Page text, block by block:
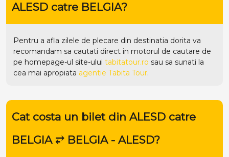
ALESD catre BELGIA?
Pentru a afla zilele de plecare din destinatia dorita va
recomandam sa cautati direct in motorul de cautare de
pe homepage-ul site-ului tabitatour.ro sau sa sunati la
cea mai apropiata agentie Tabita Tour.
Cat costa un bilet din ALESD catre
BELGIA ⥂ BELGIA - ALESD?